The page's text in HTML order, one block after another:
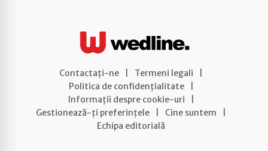
Contactați-ne Termeni legali
Politica de confidențialitate
Informații despre cookie-uri
Gestionează-ți preferințele
Cine suntem
Echipa editorială